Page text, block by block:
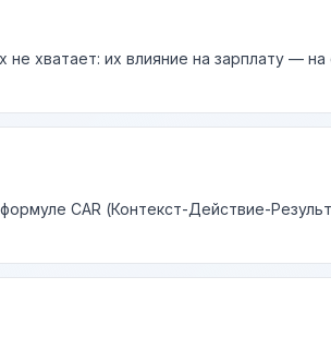
хватает: их влияние на зарплату —
CAR (Контекст-Действие-